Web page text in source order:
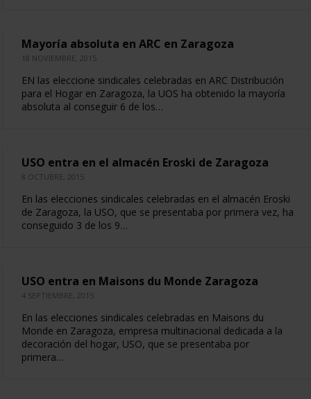
Mayoría absoluta en ARC en Zaragoza
18 NOVIEMBRE, 2015
EN las eleccione sindicales celebradas en ARC Distribución
para el Hogar en Zaragoza, la UOS ha obtenido la mayoría
absoluta al conseguir 6 de los…
USO entra en el almacén Eroski de Zaragoza
8 OCTUBRE, 2015
En las elecciones sindicales celebradas en el almacén Eroski
de Zaragoza, la USO, que se presentaba por primera vez, ha
conseguido 3 de los 9…
USO entra en Maisons du Monde Zaragoza
4 SEPTIEMBRE, 2015
En las elecciones sindicales celebradas en Maisons du
Monde en Zaragoza, empresa multinacional dedicada a la
decoración del hogar, USO, que se presentaba por
primera…